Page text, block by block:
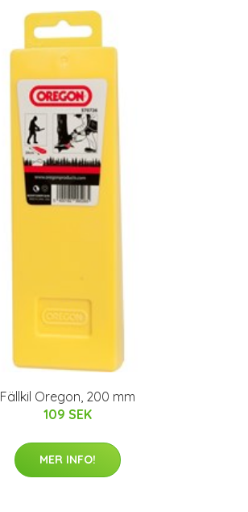
Fällkil Oregon, 200 mm
109 SEK
MER INFO!